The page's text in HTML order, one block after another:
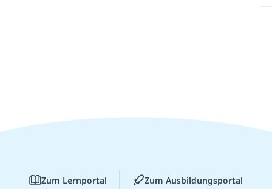
Zum Lernportal Zum Ausbildungsportal